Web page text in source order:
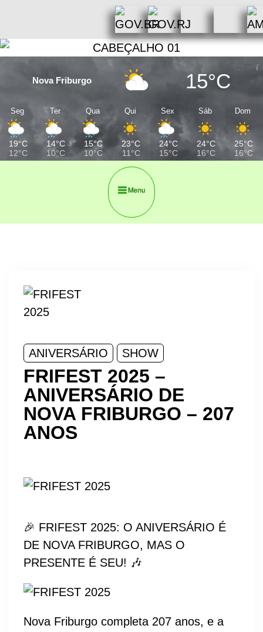
Nova Friburgo 15°C
Seg
19°C
12°C
Ter
14°C
10°C
Qua
15°C
10°C
Qui
23°C
11°C
Sex
24°C
15°C
Sáb
24°C
16°C
Dom
25°C
16°C
ANIVERSÁRIO SHOW
FRIFEST 2025 –
ANIVERSÁRIO DE
NOVA FRIBURGO – 207
ANOS
🎉 FRIFEST 2025: O ANIVERSÁRIO É
DE NOVA FRIBURGO, MAS O
PRESENTE É SEU! 🎶
Nova Friburgo completa 207 anos, e a